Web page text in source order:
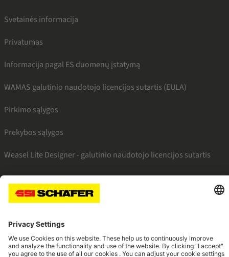
Svetainės informacija
Privatumas
Informacija pagal ES duomenų įstatymą
WAMAS galutinio naudotojo licencijos sutartis (EULA)
Pirkimo sąlygos
Prekybos sąlygos
Weasel Lite Designer - galutinio naudotojo licencijos sutartis